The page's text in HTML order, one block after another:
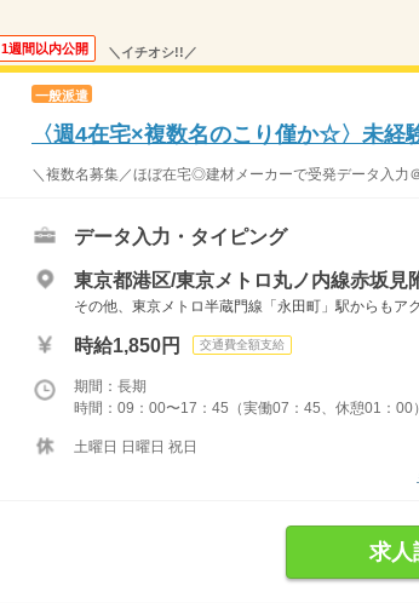
1週間以内公開 ＼イチオシ!!／
一般派遣
〈週4在宅×複数名のこり僅か☆〉未経
＼複数名募集／ほぼ在宅◎建材メーカーで受発データ入
データ入力・タイピング
東京都港区/東京メトロ丸ノ内線赤坂見
その他、東京メトロ半蔵門線「永田町」駅からもア
時給1,850円 交通費全額支給
期間：長期
時間：09：00〜17：45（実働07：45、休憩01：
土曜日 日曜日 祝日
求人